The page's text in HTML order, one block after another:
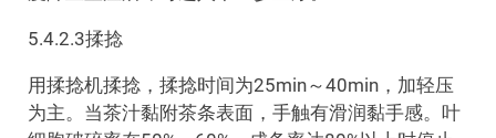
5.4.2.3揉捻
用揉捻机揉捻，揉捻时间为25min～40min，加轻压
为主。当茶汁黏附茶条表面，手触有滑润黏手感。叶